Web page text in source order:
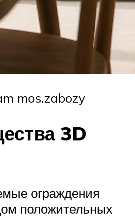
mos.zabozy
3D
ограждения
положительных